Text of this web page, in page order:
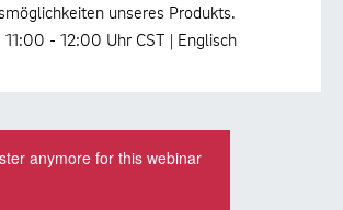
unseres Produkts.
- 12:00 Uhr CST | Englisch